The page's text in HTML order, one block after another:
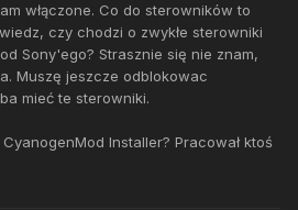
włączone. Co do sterowników to
czy chodzi o zwykłe sterowniki
Sony'ego? Strasznie się nie znam,
Muszę jeszcze odblokowac
mieć te sterowniki.
Installer? Pracował ktoś